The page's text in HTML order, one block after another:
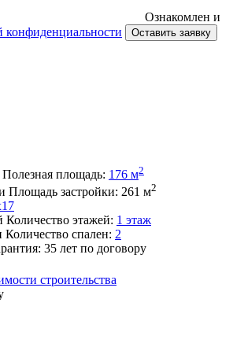
Ознакомлен и
конфиденциальности Оставить заявку
Полезная площадь: 176 м2
Площадь застройки: 261 м2
Количество этажей: 1 этаж
Количество спален: 2
35 лет по договору
строительства